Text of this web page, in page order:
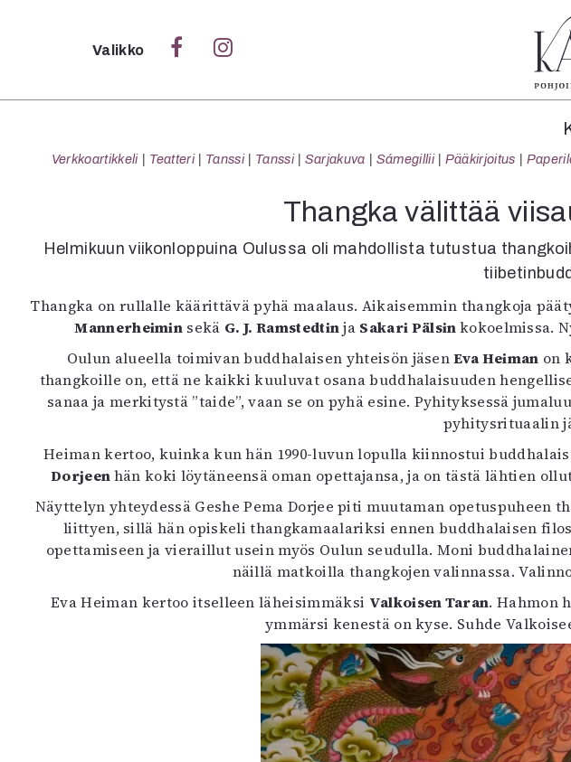
Sulje
Verkkoartikkeli
Tanssi
Tanssi
Sarjakuva
Paperilehdestä
Oulu2026
Näyttelyt
Musiikki
Levyt
Kuvataide
In English
Esitystaide
Arkisto
Valikko
Verkkoartikkeli Teatteri Tanssi Tanssi Sarjakuva Sámegillii Pääkirjoitus
Thangka välittää
Helmikuun viikonloppuina Oulussa oli mahdollista tutustua
Thangka on rullalle käärittävä pyhä maalaus. Aikaisemmin thangkoja
Mannerheimin sekä G. J. Ramstedtinja Sakari Pälsinkokoelmissa.
Oulun alueella toimivan buddhalaisen yhteisön jäsenEva Heiman on
thangkoille on, että ne kaikki kuuluvat osana buddhalaisuuden
sanaa ja merkitystä ”taide”, vaan se on pyhä esine. Pyhityksessä
pyhitysrituaalin
Heiman kertoo, kuinka kun hän 1990-luvun lopulla kiinnostui
Dorjeenhän koki löytäneensä oman opettajansa, ja on tästä lähtien
Näyttelyn yhteydessä Geshe Pema Dorjee piti muutaman
liittyen, sillä hän opiskeli thangkamaalariksi ennen buddhalaisen
opettamiseen ja vieraillut usein myös Oulun seudulla. Moni
näillä matkoilla thangkojen valinnassa.
Eva Heiman kertoo itselleen läheisimmäksi Valkoisen Taran. Hahmon
ymmärsi kenestä on kyse. Suhde